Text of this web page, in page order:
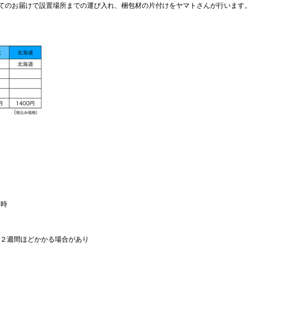
お届けで設置場所までの運び入れ、梱包材の片付けをヤマトさんが行います。
週間ほどかかる場合があり